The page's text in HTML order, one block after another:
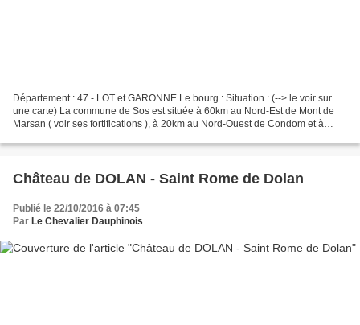
Département : 47 - LOT et GARONNE Le bourg : Situation : (--> le voir sur
une carte) La commune de Sos est située à 60km au Nord-Est de Mont de
Marsan ( voir ses fortifications ), à 20km au Nord-Ouest de Condom et à
Château de DOLAN - Saint Rome de Dolan
Publié le 22/10/2016 à 07:45
Par Le Chevalier Dauphinois